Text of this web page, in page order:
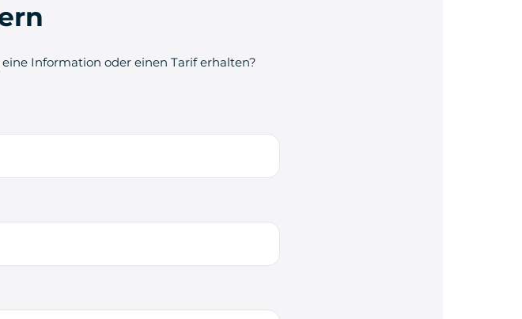
Information oder einen Tarif erhalten?